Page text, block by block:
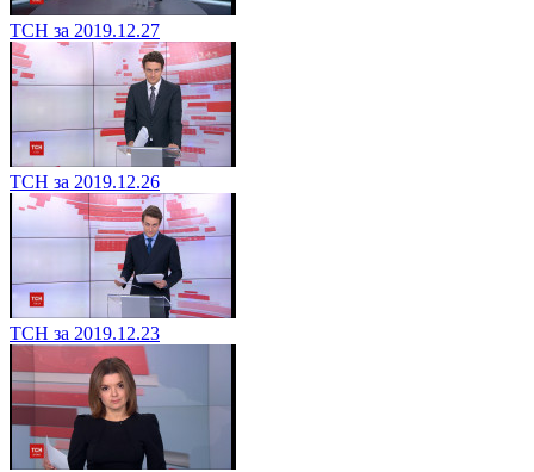
ТСН за 2019.12.27
ТСН за 2019.12.26
ТСН за 2019.12.23